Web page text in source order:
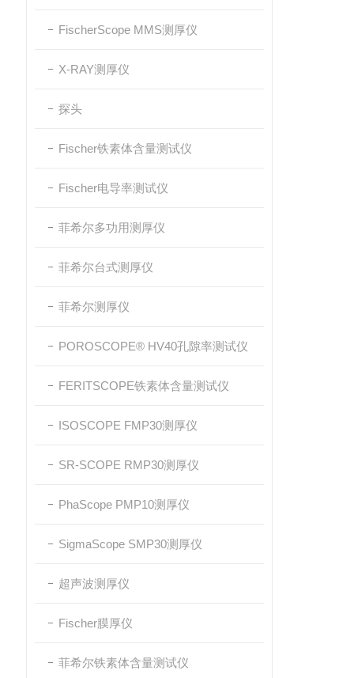
FischerScope MMS测厚仪
X-RAY测厚仪
探头
Fischer铁素体含量测试仪
Fischer电导率测试仪
菲希尔多功用测厚仪
菲希尔台式测厚仪
菲希尔测厚仪
POROSCOPE® HV40孔隙率测试仪
FERITSCOPE铁素体含量测试仪
ISOSCOPE FMP30测厚仪
SR-SCOPE RMP30测厚仪
PhaScope PMP10测厚仪
SigmaScope SMP30测厚仪
超声波测厚仪
Fischer膜厚仪
菲希尔铁素体含量测试仪